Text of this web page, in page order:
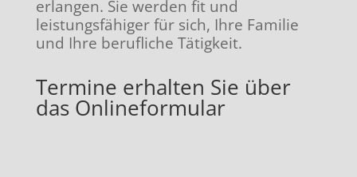
erlangen. Sie werden fit und
leistungsfähiger für sich, Ihre Familie
und Ihre berufliche Tätigkeit.
Termine erhalten Sie über
das Onlineformular